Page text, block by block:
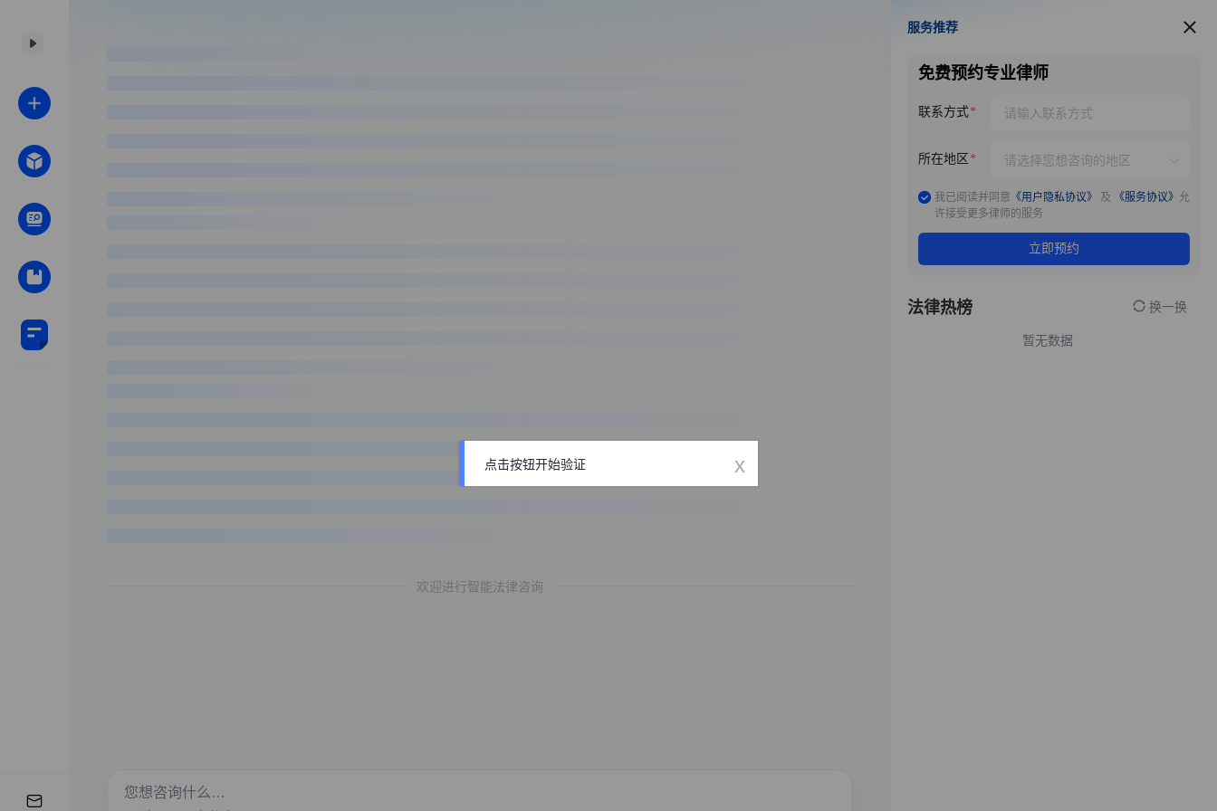
欢迎进行智能法律咨询
服务推荐
服务推荐
免费预约专业律师
联系方式
所在地区
我已阅读并同意 《用户隐私协议》 及 《服务协议》 允
许接受更多律师的服务
立即预约
法律热榜 换一换
暂无数据
点击按钮开始验证 x